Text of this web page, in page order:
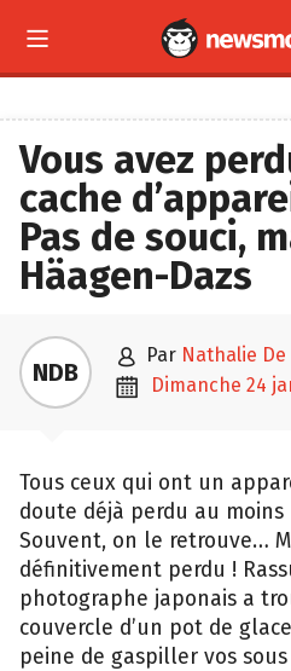

Vous avez
cache
Pas de souci,
Häagen-Dazs
NDB  par Nathalie
 dimanche 24
Tous ceux qui ont un
doute déjà perdu au
Souvent, on le retrouve…
définitivement perdu !
photographe japonais a
couvercle d’un pot de
peine de gaspiller vos